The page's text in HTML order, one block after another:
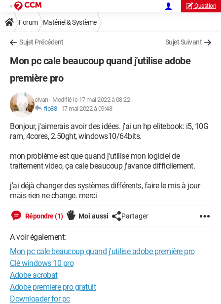
Question
Forum Matériel & Système
Sujet Précédent Sujet Suivant
Mon pc cale beaucoup quand j'utilise adobe
première pro
elvan- Modifié le 17 mai 2022 à 08:22
flo88- 17 mai 2022 à 09:48
Bonjour, j'aimerais avoir des idées. j'ai un hp elitebook: i5, 10G
ram, 4cores, 2.50ght, windows10/64bits.
mon problème est que quand j'utilise mon logiciel de
traitement video, ça cale beaucoup j'avance difficilement.
j'ai déjà changer des systèmes différents, faire le mis à jour
mais rien ne change. merci
Répondre (1) Moi aussi Partager
A voir également:
Mon pc cale beaucoup quand j'utilise adobe première pro
Clé windows 10 pro
Adobe acrobat
Adobe premiere pro gratuit
Downloader for pc